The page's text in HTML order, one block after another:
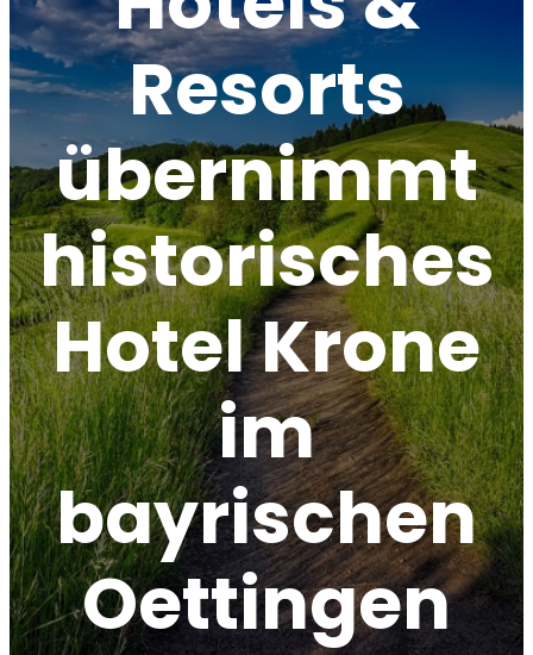
Resorts
übernimmt
historisches
Hotel Krone
im
bayrischen
Oettingen